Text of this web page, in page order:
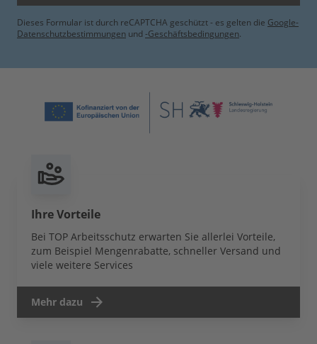
Dieses Formular ist durch reCAPTCHA geschützt - es gelten die Google-
Datenschutzbestimmungen und -Geschäftsbedingungen.
Ihre Vorteile
Bei TOP Arbeitsschutz erwarten Sie allerlei Vorteile,
zum Beispiel Mengenrabatte, schneller Versand und
viele weitere Services
Mehr dazu